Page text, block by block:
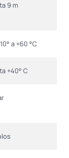
9 m
a +60 °C
+40° C